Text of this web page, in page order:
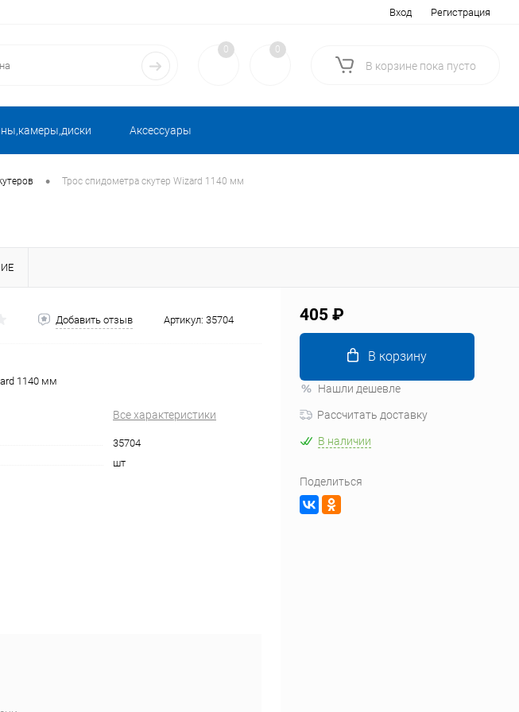
Вход Регистрация
0 0
В корзине пока пусто
Аксессуары
• Трос спидометра скутер Wizard 1140 мм
Добавить отзыв Артикул: 35704
1140 мм
Все характеристики
35704
шт
405 ₽
В корзину
Нашли дешевле
Рассчитать доставку
В наличии
Поделиться